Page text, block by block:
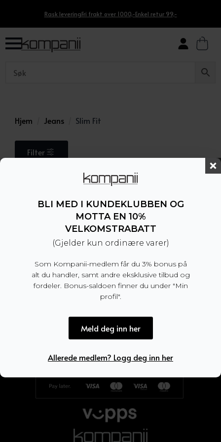
Rask leveringFri frakt over 1000,-Enkel retur 99,-
Hjem Jeans Slim Fit
Filter
Fant ingen produkter som passet med
Kundeservice
Kjøpsbetingelser
Frakt og levering
Retur og bytte
Min side
Om kompanii
BLI MED I KUNDEKLUBBEN OG
MOTTA EN 10%
VELKOMSTRABATT
(Gjelder kun ordinære varer)
Som Kompanii-medlem får du 3% bonus på
alt du handler, samt andre eksklusive tilbud og
fordeler. Bonus-saldoen finner du under "Min
profil".
Meld deg inn her
Allerede medlem? Logg deg inn her